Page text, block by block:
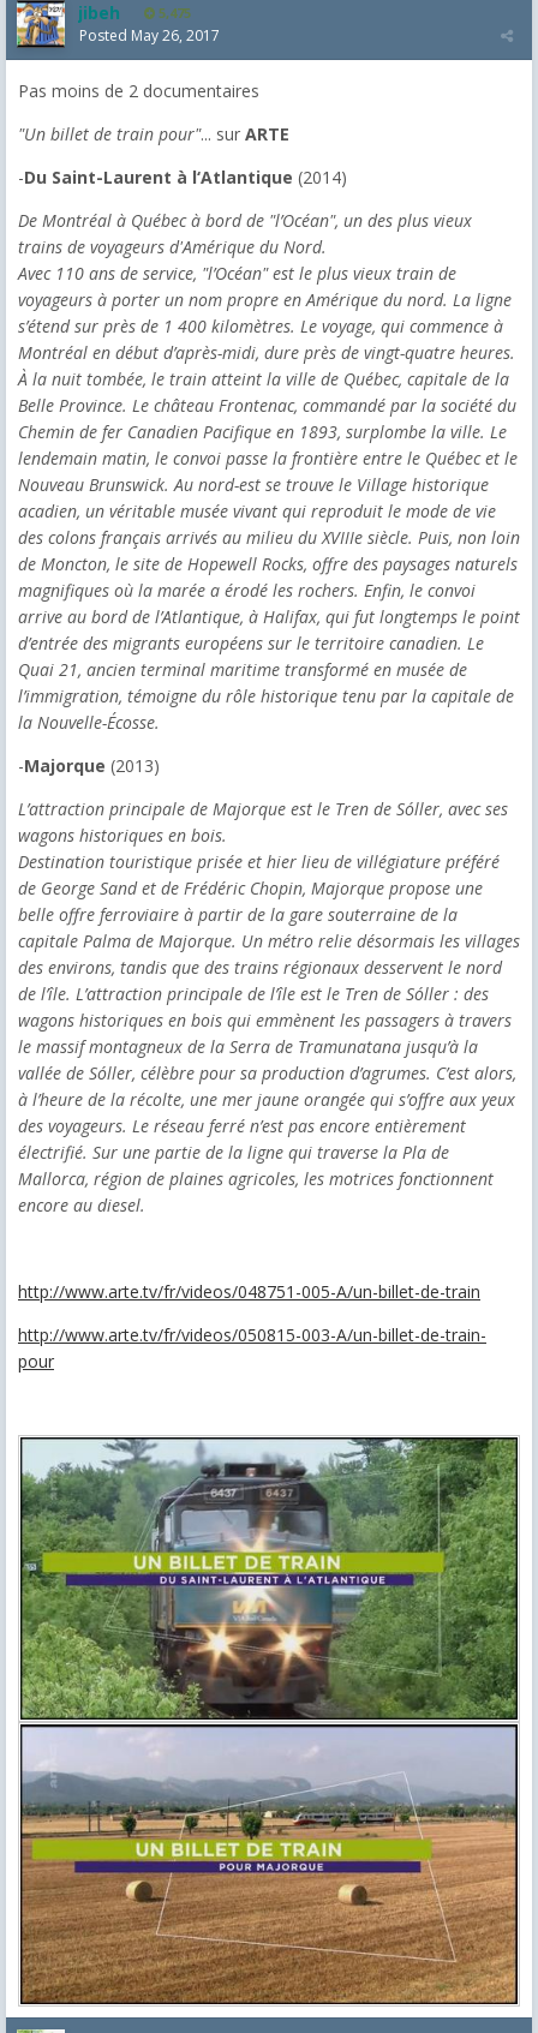
jibeh 5,475
Posted May 26, 2017
Pas moins de 2 documentaires
"Un billet de train pour"... sur ARTE
-Du Saint-Laurent à l‘Atlantique (2014)
De Montréal à Québec à bord de "l’Océan", un des plus vieux
trains de voyageurs d'Amérique du Nord.
Avec 110 ans de service, "l’Océan" est le plus vieux train de
voyageurs à porter un nom propre en Amérique du nord. La ligne
s’étend sur près de 1 400 kilomètres. Le voyage, qui commence à
Montréal en début d’après-midi, dure près de vingt-quatre heures.
À la nuit tombée, le train atteint la ville de Québec, capitale de la
Belle Province. Le château Frontenac, commandé par la société du
Chemin de fer Canadien Pacifique en 1893, surplombe la ville. Le
lendemain matin, le convoi passe la frontière entre le Québec et le
Nouveau Brunswick. Au nord-est se trouve le Village historique
acadien, un véritable musée vivant qui reproduit le mode de vie
des colons français arrivés au milieu du XVIIIe siècle. Puis, non loin
de Moncton, le site de Hopewell Rocks, offre des paysages naturels
magnifiques où la marée a érodé les rochers. Enfin, le convoi
arrive au bord de l’Atlantique, à Halifax, qui fut longtemps le point
d’entrée des migrants européens sur le territoire canadien. Le
Quai 21, ancien terminal maritime transformé en musée de
l’immigration, témoigne du rôle historique tenu par la capitale de
la Nouvelle-Écosse.
-Majorque (2013)
L’attraction principale de Majorque est le Tren de Sóller, avec ses
wagons historiques en bois.
Destination touristique prisée et hier lieu de villégiature préféré
de George Sand et de Frédéric Chopin, Majorque propose une
belle offre ferroviaire à partir de la gare souterraine de la
capitale Palma de Majorque. Un métro relie désormais les villages
des environs, tandis que des trains régionaux desservent le nord
de l’île. L’attraction principale de l’île est le Tren de Sóller : des
wagons historiques en bois qui emmènent les passagers à travers
le massif montagneux de la Serra de Tramunatana jusqu’à la
vallée de Sóller, célèbre pour sa production d’agrumes. C’est alors,
à l’heure de la récolte, une mer jaune orangée qui s’offre aux yeux
des voyageurs. Le réseau ferré n’est pas encore entièrement
électrifié. Sur une partie de la ligne qui traverse la Pla de
Mallorca, région de plaines agricoles, les motrices fonctionnent
encore au diesel.
http://www.arte.tv/fr/videos/048751-005-A/un-billet-de-train
http://www.arte.tv/fr/videos/050815-003-A/un-billet-de-train-
pour